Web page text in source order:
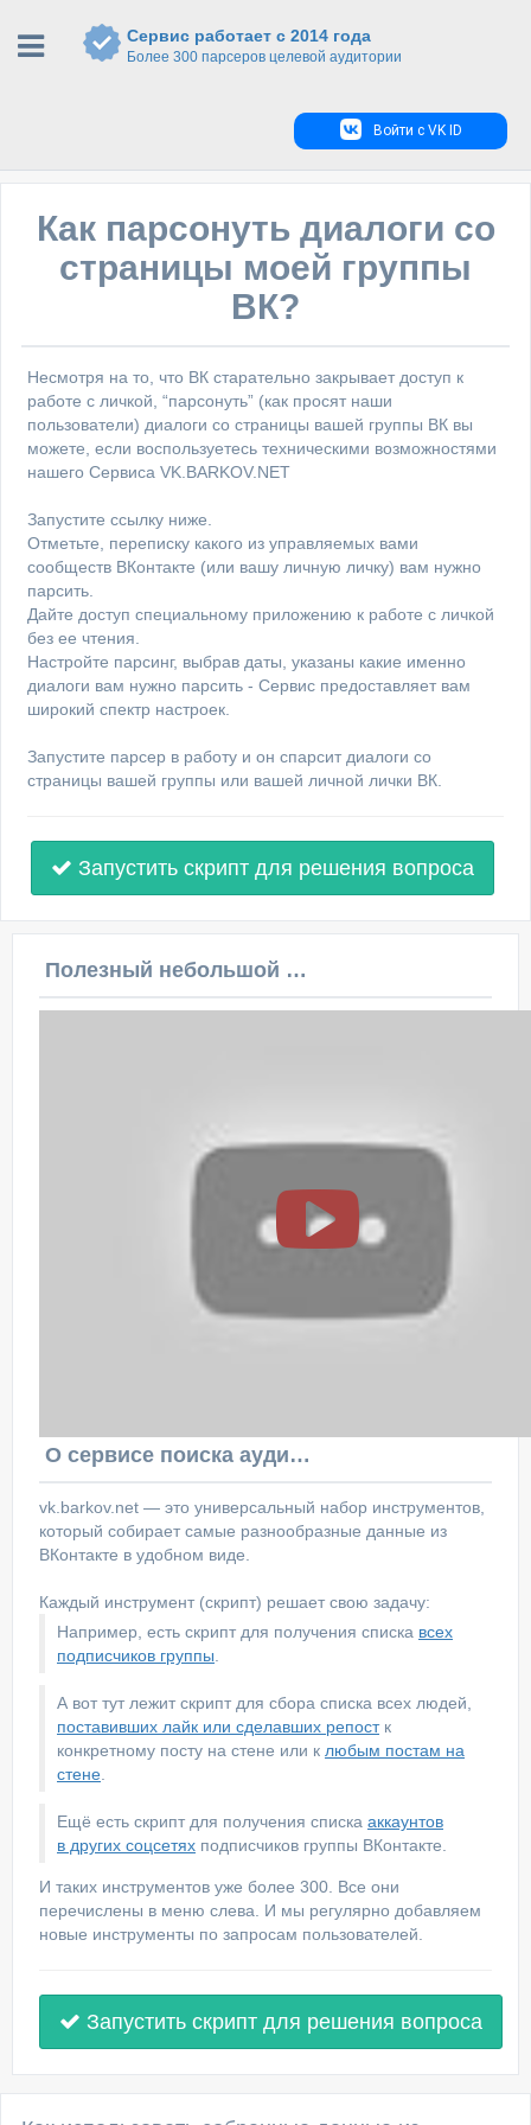
Сервис работает с 2014 года
Более 300 парсеров целевой аудитории
Войти с VK ID
Как парсонуть диалоги со
страницы моей группы
ВК?
Несмотря на то, что ВК старательно закрывает доступ к
работе с личкой, “парсонуть” (как просят наши
пользователи) диалоги со страницы вашей группы ВК вы
можете, если воспользуетесь техническими возможностями
нашего Сервиса VK.BARKOV.NET
Запустите ссылку ниже.
Отметьте, переписку какого из управляемых вами
сообществ ВКонтакте (или вашу личную личку) вам нужно
парсить.
Дайте доступ специальному приложению к работе с личкой
без ее чтения.
Настройте парсинг, выбрав даты, указаны какие именно
диалоги вам нужно парсить - Сервис предоставляет вам
широкий спектр настроек.
Запустите парсер в работу и он спарсит диалоги со
страницы вашей группы или вашей личной лички ВК.
Запустить скрипт для решения вопроса
Полезный небольшой видеоурок по этой теме
О сервисе поиска аудитории ВКонтакте
vk.barkov.net — это универсальный набор инструментов,
который собирает самые разнообразные данные из
ВКонтакте в удобном виде.
Каждый инструмент (скрипт) решает свою задачу:
Например, есть скрипт для получения списка всех
подписчиков группы
А вот тут лежит скрипт для сбора списка всех людей,
поставивших лайк или сделавших репостк
конкретному посту на стене или к любым постам на
стене
Ещё есть скрипт для получения списка аккаунтов
в других соцсетях подписчиков группы ВКонтакте.
И таких инструментов уже более 300. Все они
перечислены в меню слева. И мы регулярно добавляем
новые инструменты по запросам пользователей.
Запустить скрипт для решения вопроса